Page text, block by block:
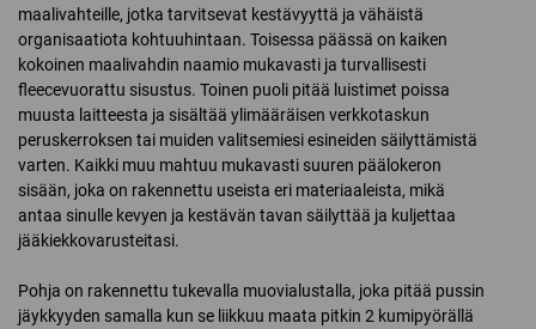
maalivahteille, jotka tarvitsevat kestävyyttä ja vähäistä
organisaatiota kohtuuhintaan. Toisessa päässä on kaiken
kokoinen maalivahdin naamio mukavasti ja turvallisesti
fleecevuorattu sisustus. Toinen puoli pitää luistimet poissa
muusta laitteesta ja sisältää ylimääräisen verkkotaskun
peruskerroksen tai muiden valitsemiesi esineiden säilyttämistä
varten. Kaikki muu mahtuu mukavasti suuren päälokeron
sisään, joka on rakennettu useista eri materiaaleista, mikä
antaa sinulle kevyen ja kestävän tavan säilyttää ja kuljettaa
jääkiekkovarusteitasi.
Pohja on rakennettu tukevalla muovialustalla, joka pitää pussin
jäykkyyden samalla kun se liikkuu maata pitkin 2 kumipyörällä